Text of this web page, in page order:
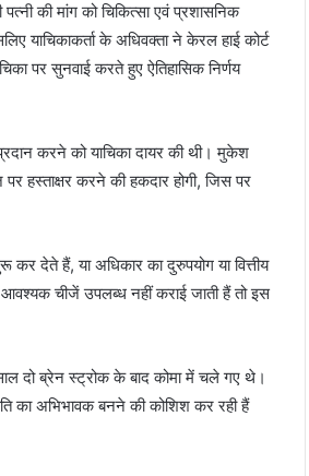
की मांग को चिकित्सा एवं प्रशासनिक
याचिकाकर्ता के अधिवक्ता ने केरल हाई कोर्ट
पर सुनवाई करते हुए ऐतिहासिक निर्णय
करने को याचिका दायर की थी। मुकेश
हस्ताक्षर करने की हकदार होगी, जिस पर
देते हैं, या अधिकार का दुरुपयोग या वित्तीय
चीजें उपलब्ध नहीं कराई जाती हैं तो इस
दो ब्रेन स्ट्रोक के बाद कोमा में चले गए थे।
का अभिभावक बनने की कोशिश कर रही हैं